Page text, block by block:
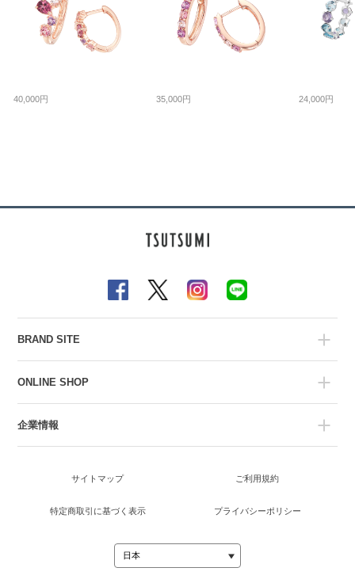
40,000円 35,000円 24,000円
BRAND SITE
ONLINE SHOP
企業情報
サイトマップ ご利用規約
特定商取引に基づく表示 プライバシーポリシー